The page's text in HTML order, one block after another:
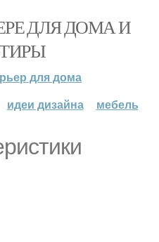
ДЛЯ ДОМА И
для дома
идеи дизайна мебель